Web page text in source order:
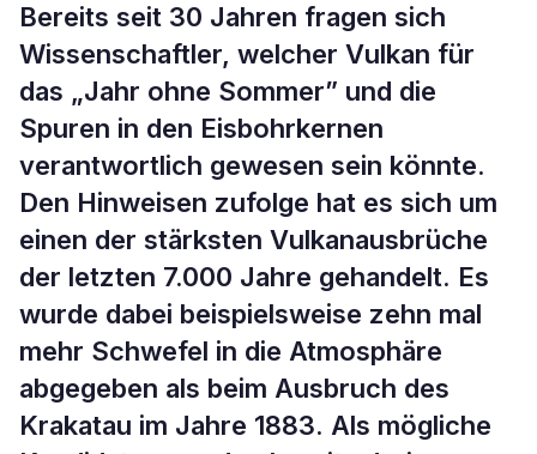
Vulkan-Rätsel: Wo krachte es im
Jahr 1257?
Bereits seit 30 Jahren fragen sich
Wissenschaftler, welcher Vulkan für
das „Jahr ohne Sommer” und die
Spuren in den Eisbohrkernen
verantwortlich gewesen sein könnte.
Den Hinweisen zufolge hat es sich um
einen der stärksten Vulkanausbrüche
der letzten 7.000 Jahre gehandelt. Es
wurde dabei beispielsweise zehn mal
mehr Schwefel in die Atmosphäre
abgegeben als beim Ausbruch des
Krakatau im Jahre 1883. Als mögliche